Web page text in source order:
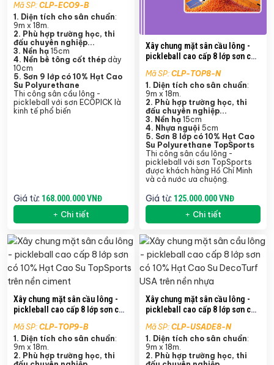
nền ciment
Mã SP: CLP-ECO9-B
1. Diện tích cho sân chuẩn:
9m x 18m.
2. Phù hợp trường học, thi
đấu chuyên nghiệp...
3. Nền hạ 15cm
4. Nền bê tông cốt thép dày
10cm
5. Sơn 9 lớp có 10% Hạt Cao
Su Polyurethane
Thi công sân cầu lông -
pickleball với sơn ECOPICK là
kinh tế phổ biến
Giá từ: 168.000.000 VNĐ
Chi tiết
Xây chung mặt sân cầu lông -
pickleball cao cấp 8 lớp sơn có
nền nhựa
Mã SP: CLP-TOP8-N
1. Diện tích cho sân chuẩn:
9m x 18m.
2. Phù hợp trường học, thi
đấu chuyên nghiệp...
3. Nền hạ 15cm
4. Nhựa nguội 5cm
5. Sơn 8 lớp có 10% Hạt Cao
Su Polyurethane TopSports
Thi công sân cầu lông -
pickleball với sơn TopSports
được khách hàng Hồ Chí Minh
và cả nước ưa chuộng.
Giá từ: 125.000.000 VNĐ
Chi tiết
Xây chung mặt sân cầu lông -
pickleball cao cấp 8 lớp sơn có
nền ciment
Mã SP: CLP-TOP9-B
1. Diện tích cho sân chuẩn:
9m x 18m.
2. Phù hợp trường học, thi
Xây chung mặt sân cầu lông -
pickleball cao cấp 8 lớp sơn có
trên nền nhựa
Mã SP: CLP-USADE8-N
1. Diện tích cho sân chuẩn:
9m x 18m.
2. Phù hợp trường học, thi